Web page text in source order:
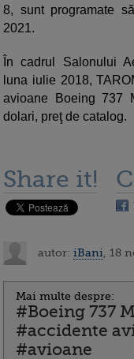
8, sunt programate
2021.
În cadrul Salonului
luna iulie 2018,
avioane Boeing 737
dolari, preţ de catalog.
Share it!
autor: iBani , 18
Mai multe despre:
#Boeing 737
#accidente
#avioane